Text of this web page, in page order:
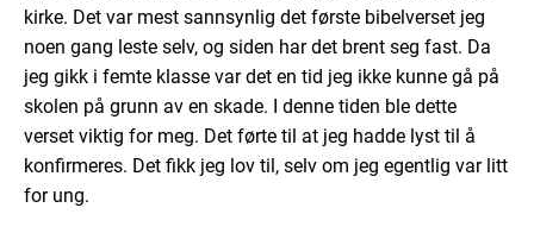
kirke. Det var mest sannsynlig det første bibelverset jeg
noen gang leste selv, og siden har det brent seg fast. Da
jeg gikk i femte klasse var det en tid jeg ikke kunne gå på
skolen på grunn av en skade. I denne tiden ble dette
verset viktig for meg. Det førte til at jeg hadde lyst til å
konfirmeres. Det fikk jeg lov til, selv om jeg egentlig var litt
for ung.